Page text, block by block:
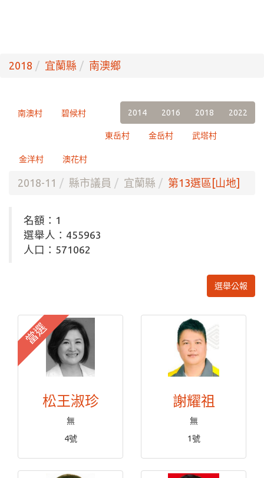
2018 宜蘭縣 南澳鄉
2014 2016 2018 2022
南澳村 碧候村
東岳村 金岳村 武塔村
金洋村 澳花村
2018-11 縣市議員 宜蘭縣 第13選區[山地]
名額：1
選舉人：455963
人口：571062
選舉公報
當選
松王淑珍
無
4號
謝耀祖
無
1號